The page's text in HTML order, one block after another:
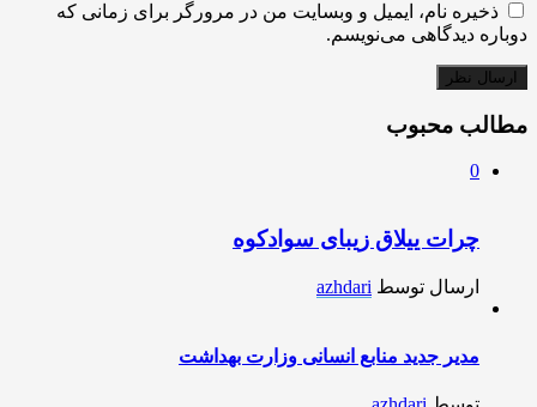
ذخیره نام، ایمیل و وبسایت من در مرورگر برای زمانی که
دوباره دیدگاهی می‌نویسم.
مطالب محبوب
0
چرات ییلاق زیبای سوادکوه
ارسال توسط azhdari
مدیر جدید منابع انسانی وزارت بهداشت